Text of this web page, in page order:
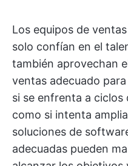
Los equipos de
solo confían en el
también aprovechan
ventas adecuado
si se enfrenta a
como si intenta
soluciones de
adecuadas pueden